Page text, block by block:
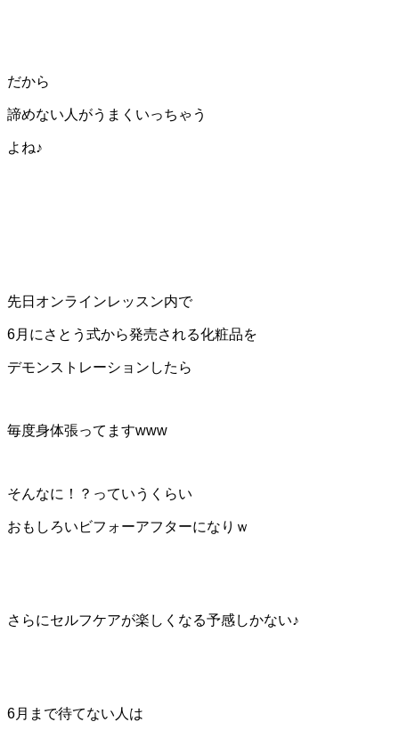
だから
諦めない人がうまくいっちゃう
よね♪
先日オンラインレッスン内で
6月にさとう式から発売される化粧品を
デモンストレーションしたら
毎度身体張ってますwww
そんなに！？っていうくらい
おもしろいビフォーアフターになりｗ
さらにセルフケアが楽しくなる予感しかない♪
6月まで待てない人は